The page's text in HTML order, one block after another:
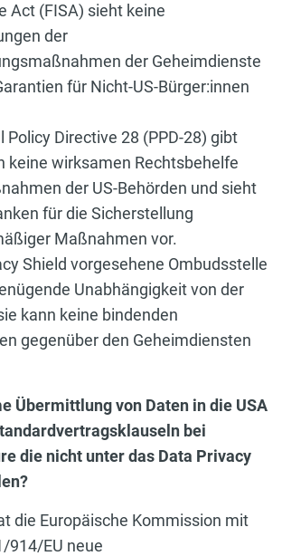
Act (FISA) sieht keine
der
der Geheimdienste
für Nicht-US-Bürger:innen
Policy Directive 28 (PPD-28) gibt
keine wirksamen Rechtsbehelfe
der US-Behörden und sieht
für die Sicherstellung
Maßnahmen vor.
Shield vorgesehene Ombudsstelle
Unabhängigkeit von der
kann keine bindenden
gegenüber den Geheimdiensten
Übermittlung von Daten in die USA
bei
die nicht unter das Data Privacy
die Europäische Kommission mit
914/EU neue